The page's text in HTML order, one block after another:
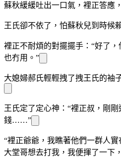
蘇秋緩緩吐出一口氣，裡正答應
王氏卻不依了， 怕蘇秋兒到時候
裡正不耐煩的對擺擺手：“好了
也冇用。”
大媳婦郝氏輕輕拽了拽王氏的袖
王氏定了定心神：“裡正叔，剛
錢……”
“裡正爺爺，我瞧著他們一群人實
大堂哥想去打我，我便揮了一下